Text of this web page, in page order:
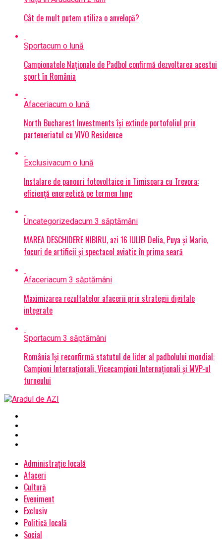
Cât de mult putem utiliza o anvelopă?
Sportacum o lună
Campionatele Naționale de Padbol confirmă dezvoltarea acestui
sport în România
Afaceriacum o lună
North Bucharest Investments își extinde portofoliul prin
parteneriatul cu VIVO Residence
Exclusivacum o lună
Instalare de panouri fotovoltaice in Timisoara cu Trevora:
eficiență energetică pe termen lung
Uncategorizedacum 3 săptămâni
MAREA DESCHIDERE NIBIRU, azi 16 IULIE! Delia, Puya și Mario,
focuri de artificii și spectacol aviatic în prima seară
Afaceriacum 3 săptămâni
Maximizarea rezultatelor afacerii prin strategii digitale
integrate
Sportacum 3 săptămâni
România își reconfirmă statutul de lider al padbolului mondial:
Campioni Internaționali, Vicecampioni Internaționali și MVP-ul
turneului
Administrație locală
Afaceri
Cultură
Eveniment
Exclusiv
Politică locală
Social